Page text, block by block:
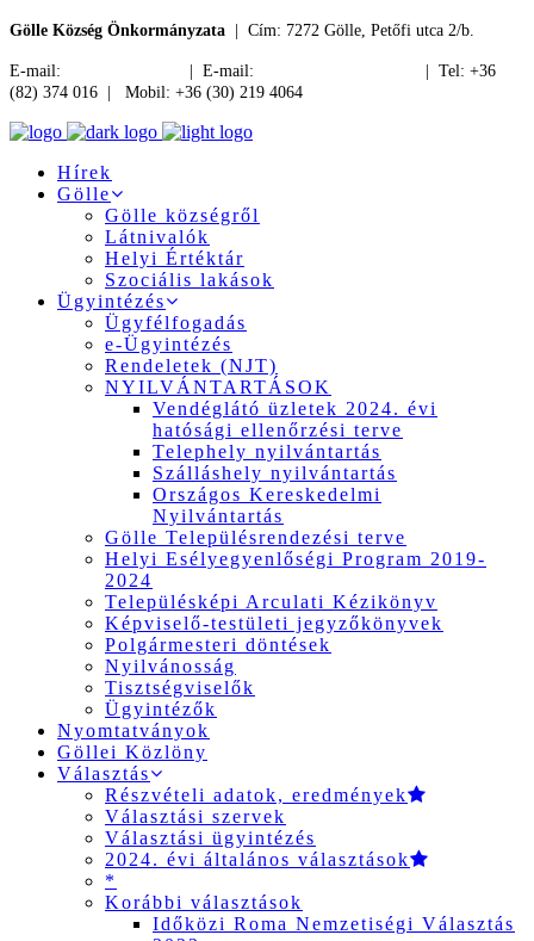
Gölle Község Önkormányzata | Cím: 7272 Gölle, Petőfi utca 2/b.
E-mail: | E-mail:
| Tel: +36
(82) 374 016 | Mobil: +36 (30) 219 4064
Hírek
Gölle
Gölle községről
Látnivalók
Helyi Értéktár
Szociális lakások
Ügyintézés
Ügyfélfogadás
e-Ügyintézés
Rendeletek (NJT)
NYILVÁNTARTÁSOK
Vendéglátó üzletek 2024. évi
hatósági ellenőrzési terve
Telephely nyilvántartás
Szálláshely nyilvántartás
Országos Kereskedelmi
Nyilvántartás
Gölle Településrendezési terve
Helyi Esélyegyenlőségi Program 2019-
2024
Településképi Arculati Kézikönyv
Képviselő-testületi jegyzőkönyvek
Polgármesteri döntések
Nyilvánosság
Tisztségviselők
Ügyintézők
Nyomtatványok
Göllei Közlöny
Választás
Részvételi adatok, eredmények
Választási szervek
Választási ügyintézés
2024. évi általános választások
*
Korábbi választások
Időközi Roma Nemzetiségi Választás